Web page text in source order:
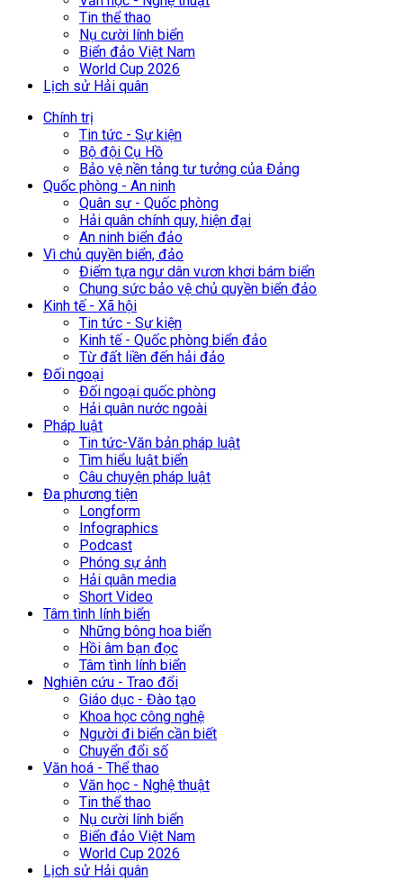
Tin thể thao
Nụ cười lính biển
Biển đảo Việt Nam
World Cup 2026
Lịch sử Hải quân
Chính trị
Tin tức - Sự kiện
Bộ đội Cụ Hồ
Bảo vệ nền tảng tư tưởng của Đảng
Quốc phòng - An ninh
Quân sự - Quốc phòng
Hải quân chính quy, hiện đại
An ninh biển đảo
Vì chủ quyền biển, đảo
Điểm tựa ngư dân vươn khơi bám biển
Chung sức bảo vệ chủ quyền biển đảo
Kinh tế - Xã hội
Tin tức - Sự kiện
Kinh tế - Quốc phòng biển đảo
Từ đất liền đến hải đảo
Đối ngoại
Đối ngoại quốc phòng
Hải quân nước ngoài
Pháp luật
Tin tức-Văn bản pháp luật
Tìm hiểu luật biển
Câu chuyện pháp luật
Đa phương tiện
Longform
Infographics
Podcast
Phóng sự ảnh
Hải quân media
Short Video
Tâm tình lính biển
Những bông hoa biển
Hồi âm bạn đọc
Tâm tình lính biển
Nghiên cứu - Trao đổi
Giáo dục - Đào tạo
Khoa học công nghệ
Người đi biển cần biết
Chuyển đổi số
Văn hoá - Thể thao
Văn học - Nghệ thuật
Tin thể thao
Nụ cười lính biển
Biển đảo Việt Nam
World Cup 2026
Lịch sử Hải quân